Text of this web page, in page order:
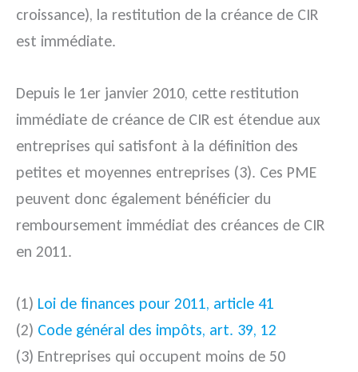
croissance), la restitution de la créance de CIR
est immédiate.
Depuis le 1er janvier 2010, cette restitution
immédiate de créance de CIR est étendue aux
entreprises qui satisfont à la définition des
petites et moyennes entreprises (3). Ces PME
peuvent donc également bénéficier du
remboursement immédiat des créances de CIR
en 2011.
(1) Loi de finances pour 2011, article 41
(2) Code général des impôts, art. 39, 12
(3) Entreprises qui occupent moins de 50